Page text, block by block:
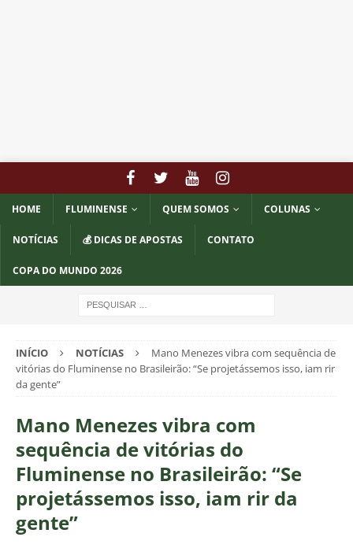
HOME FLUMINENSE QUEM SOMOS COLUNAS
NOTÍCIAS 💰 DICAS DE APOSTAS CONTATO
COPA DO MUNDO 2026
INÍCIO NOTÍCIAS
Mano Menezes vibra com sequência de
vitórias do Fluminense no Brasileirão: “Se projetássemos isso, iam rir
da gente”
Mano Menezes vibra com
sequência de vitórias do
Fluminense no Brasileirão: “Se
projetássemos isso, iam rir da
gente”